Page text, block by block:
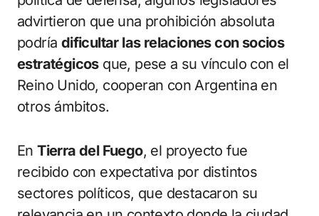
advirtieron que una prohibición absoluta
podría dificultar las relaciones con socios
estratégicosque, pese a su vínculo con el
Reino Unido, cooperan con Argentina en
otros ámbitos.
EnTierra del Fuego, el proyecto fue
recibido con expectativa por distintos
sectores políticos, que destacaron su